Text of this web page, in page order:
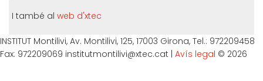
I també al web d'xtec
INSTITUT Montilivi, Av. Montilivi, 125, 17003 Girona, Tel.: 972209458
Fax: 972209069 institutmontilivi@xtec.cat | Avís legal © 2026